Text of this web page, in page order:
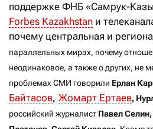
поддержке ФНБ «Самрук-
Forbes Kazakhstan и
почему центральная и
параллельных мирах, почему
неодинаковое, а также о других, не
проблемах СМИ говорили Ерлан
Байтасов, Жомарт Ертаев,
российский журналист Павел